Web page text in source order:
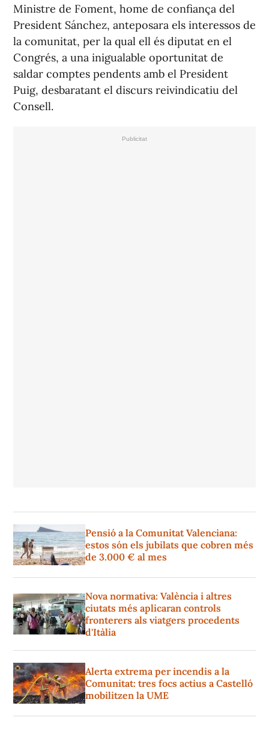
Ministre de Foment, home de confiança del
President Sánchez, anteposara els interessos de
la comunitat, per la qual ell és diputat en el
Congrés, a una inigualable oportunitat de
saldar comptes pendents amb el President
Puig, desbaratant el discurs reivindicatiu del
Consell.
Pensió a la Comunitat Valenciana:
estos són els jubilats que cobren més
de 3.000 € al mes
Nova normativa: València i altres
ciutats més aplicaran controls
fronterers als viatgers procedents
d'Itàlia
Alerta extrema per incendis a la
Comunitat: tres focs actius a Castelló
mobilitzen la UME